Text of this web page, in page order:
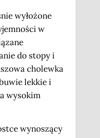
wyłożone
w
do stopy i
cholewka
lekkie i
wysokim
wynoszący